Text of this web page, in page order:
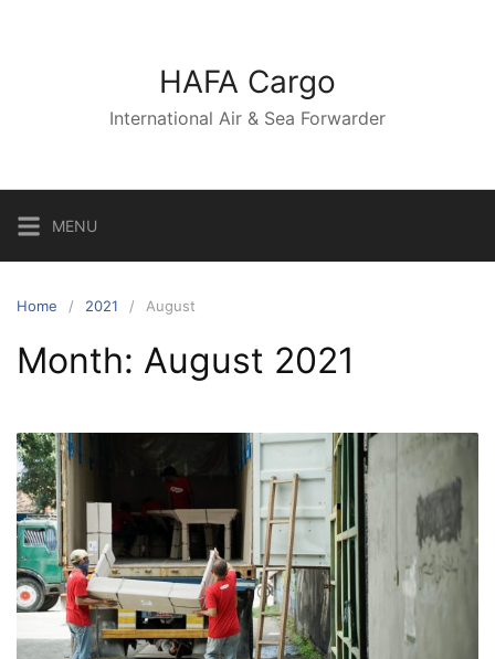
HAFA Cargo
International Air & Sea Forwarder
MENU
Home 2021 August
Month: August 2021